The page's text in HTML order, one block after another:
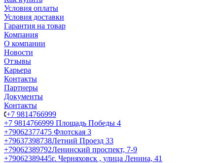
Условия оплаты
Условия доставки
Гарантия на товар
Компания
О компании
Новости
Отзывы
Карьера
Контакты
Партнеры
Документы
Контакты
+7 9814766999
+7 9814766999 Площадь Победы 4
+79062377475 Флотская 3
+79637398738Летний Проезд 33
+79062389792Ленинский проспект, 7-9
+79062389445г. Черняховск , улица Ленина, 41